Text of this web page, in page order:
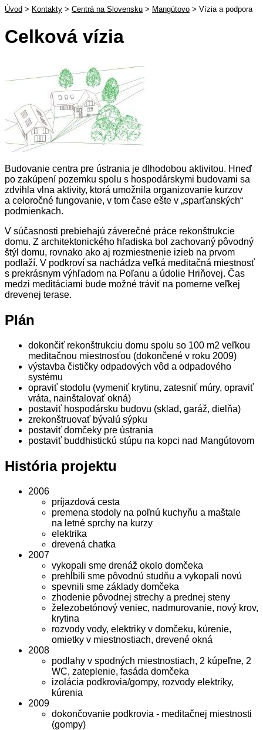
Úvod > Kontakty > Centrá na Slovensku > Mangútovo > Vízia a podpora
Celková vízia
Budovanie centra pre ústrania je dlhodobou aktivitou. Hneď
po zakúpení pozemku spolu s hospodárskymi budovami sa
zdvihla vlna aktivity, ktorá umožnila organizovanie kurzov
a celoročné fungovanie, v tom čase ešte v „sparťanských“
podmienkach.
V súčasnosti prebiehajú záverečné práce rekonštrukcie
domu. Z architektonického hľadiska bol zachovaný pôvodný
štýl domu, rovnako ako aj rozmiestnenie izieb na prvom
podlaží. V podkroví sa nachádza veľká meditačná miestnosť
s prekrásnym výhľadom na Poľanu a údolie Hriňovej. Čas
medzi meditáciami bude možné tráviť na pomerne veľkej
drevenej terase.
Plán
dokončiť rekonštrukciu domu spolu so 100 m2 veľkou
meditačnou miestnosťou (dokončené v roku 2009)
výstavba čističky odpadových vôd a odpadového
systému
opraviť stodolu (vymeniť krytinu, zatesniť múry, opraviť
vráta, nainštalovať okná)
postaviť hospodársku budovu (sklad, garáž, dielňa)
zrekonštruovať bývalú sýpku
postaviť domčeky pre ústrania
postaviť buddhistickú stúpu na kopci nad Mangútovom
História projektu
2006
príjazdová cesta
premena stodoly na poľnú kuchyňu a maštale
na letné sprchy na kurzy
elektrika
drevená chatka
2007
vykopali sme drenáž okolo domčeka
prehĺbili sme pôvodnú studňu a vykopali novú
spevnili sme základy domčeka
zhodenie pôvodnej strechy a prednej steny
železobetónový veniec, nadmurovanie, nový krov,
krytina
rozvody vody, elektriky v domčeku, kúrenie,
omietky v miestnostiach, drevené okná
2008
podlahy v spodných miestnostiach, 2 kúpeľne, 2
WC, zateplenie, fasáda domčeka
izolácia podkrovia/gompy, rozvody elektriky,
kúrenia
2009
dokončovanie podkrovia - meditačnej miestnosti
(gompy)